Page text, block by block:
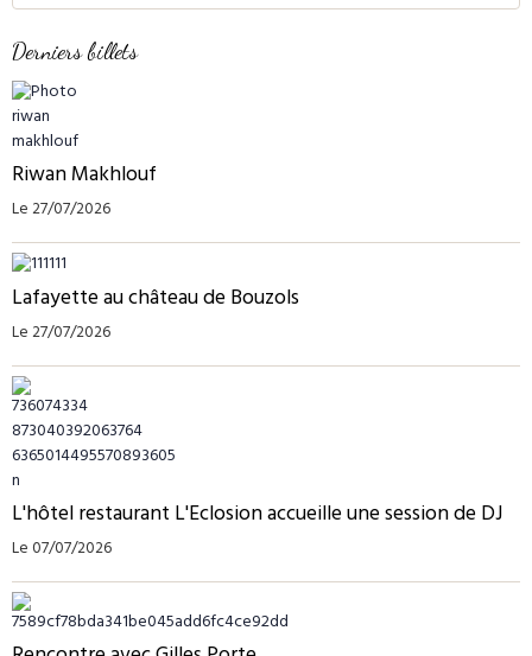
Derniers billets
Riwan Makhlouf
Le 27/07/2026
Lafayette au château de Bouzols
Le 27/07/2026
L'hôtel restaurant L'Eclosion accueille une session de DJ
Le 07/07/2026